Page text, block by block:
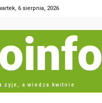
6 sierpnia, 2026
żyje, a wiedza kwitnie